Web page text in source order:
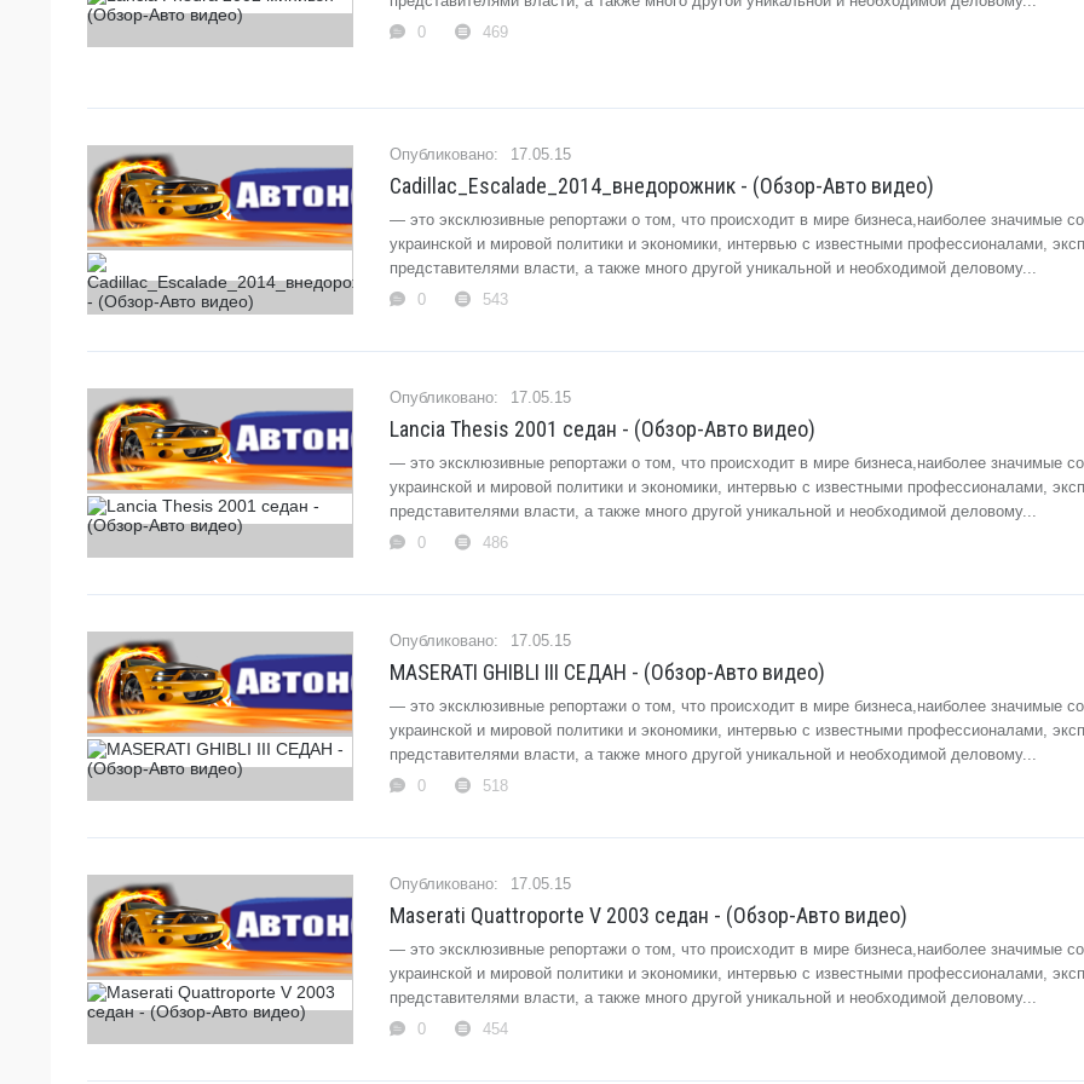
0
469
17.05.15
Cadillac_Escalade_2014_внедорожник - (Обзор-Авто видео)
— это эксклюзивные репортажи о том, что происходит в мире бизнеса,наиболее значимые
украинской и мировой политики и экономики, интервью с известными профессионалами,
представителями власти, а также много другой уникальной и необходимой деловому...
0
543
17.05.15
Lancia Thesis 2001 седан - (Обзор-Авто видео)
— это эксклюзивные репортажи о том, что происходит в мире бизнеса,наиболее значимые
украинской и мировой политики и экономики, интервью с известными профессионалами,
представителями власти, а также много другой уникальной и необходимой деловому...
0
486
17.05.15
MASERATI GHIBLI III СЕДАН - (Обзор-Авто видео)
— это эксклюзивные репортажи о том, что происходит в мире бизнеса,наиболее значимые
украинской и мировой политики и экономики, интервью с известными профессионалами,
представителями власти, а также много другой уникальной и необходимой деловому...
0
518
17.05.15
Maserati Quattroporte V 2003 седан - (Обзор-Авто видео)
— это эксклюзивные репортажи о том, что происходит в мире бизнеса,наиболее значимые
украинской и мировой политики и экономики, интервью с известными профессионалами,
представителями власти, а также много другой уникальной и необходимой деловому...
0
454